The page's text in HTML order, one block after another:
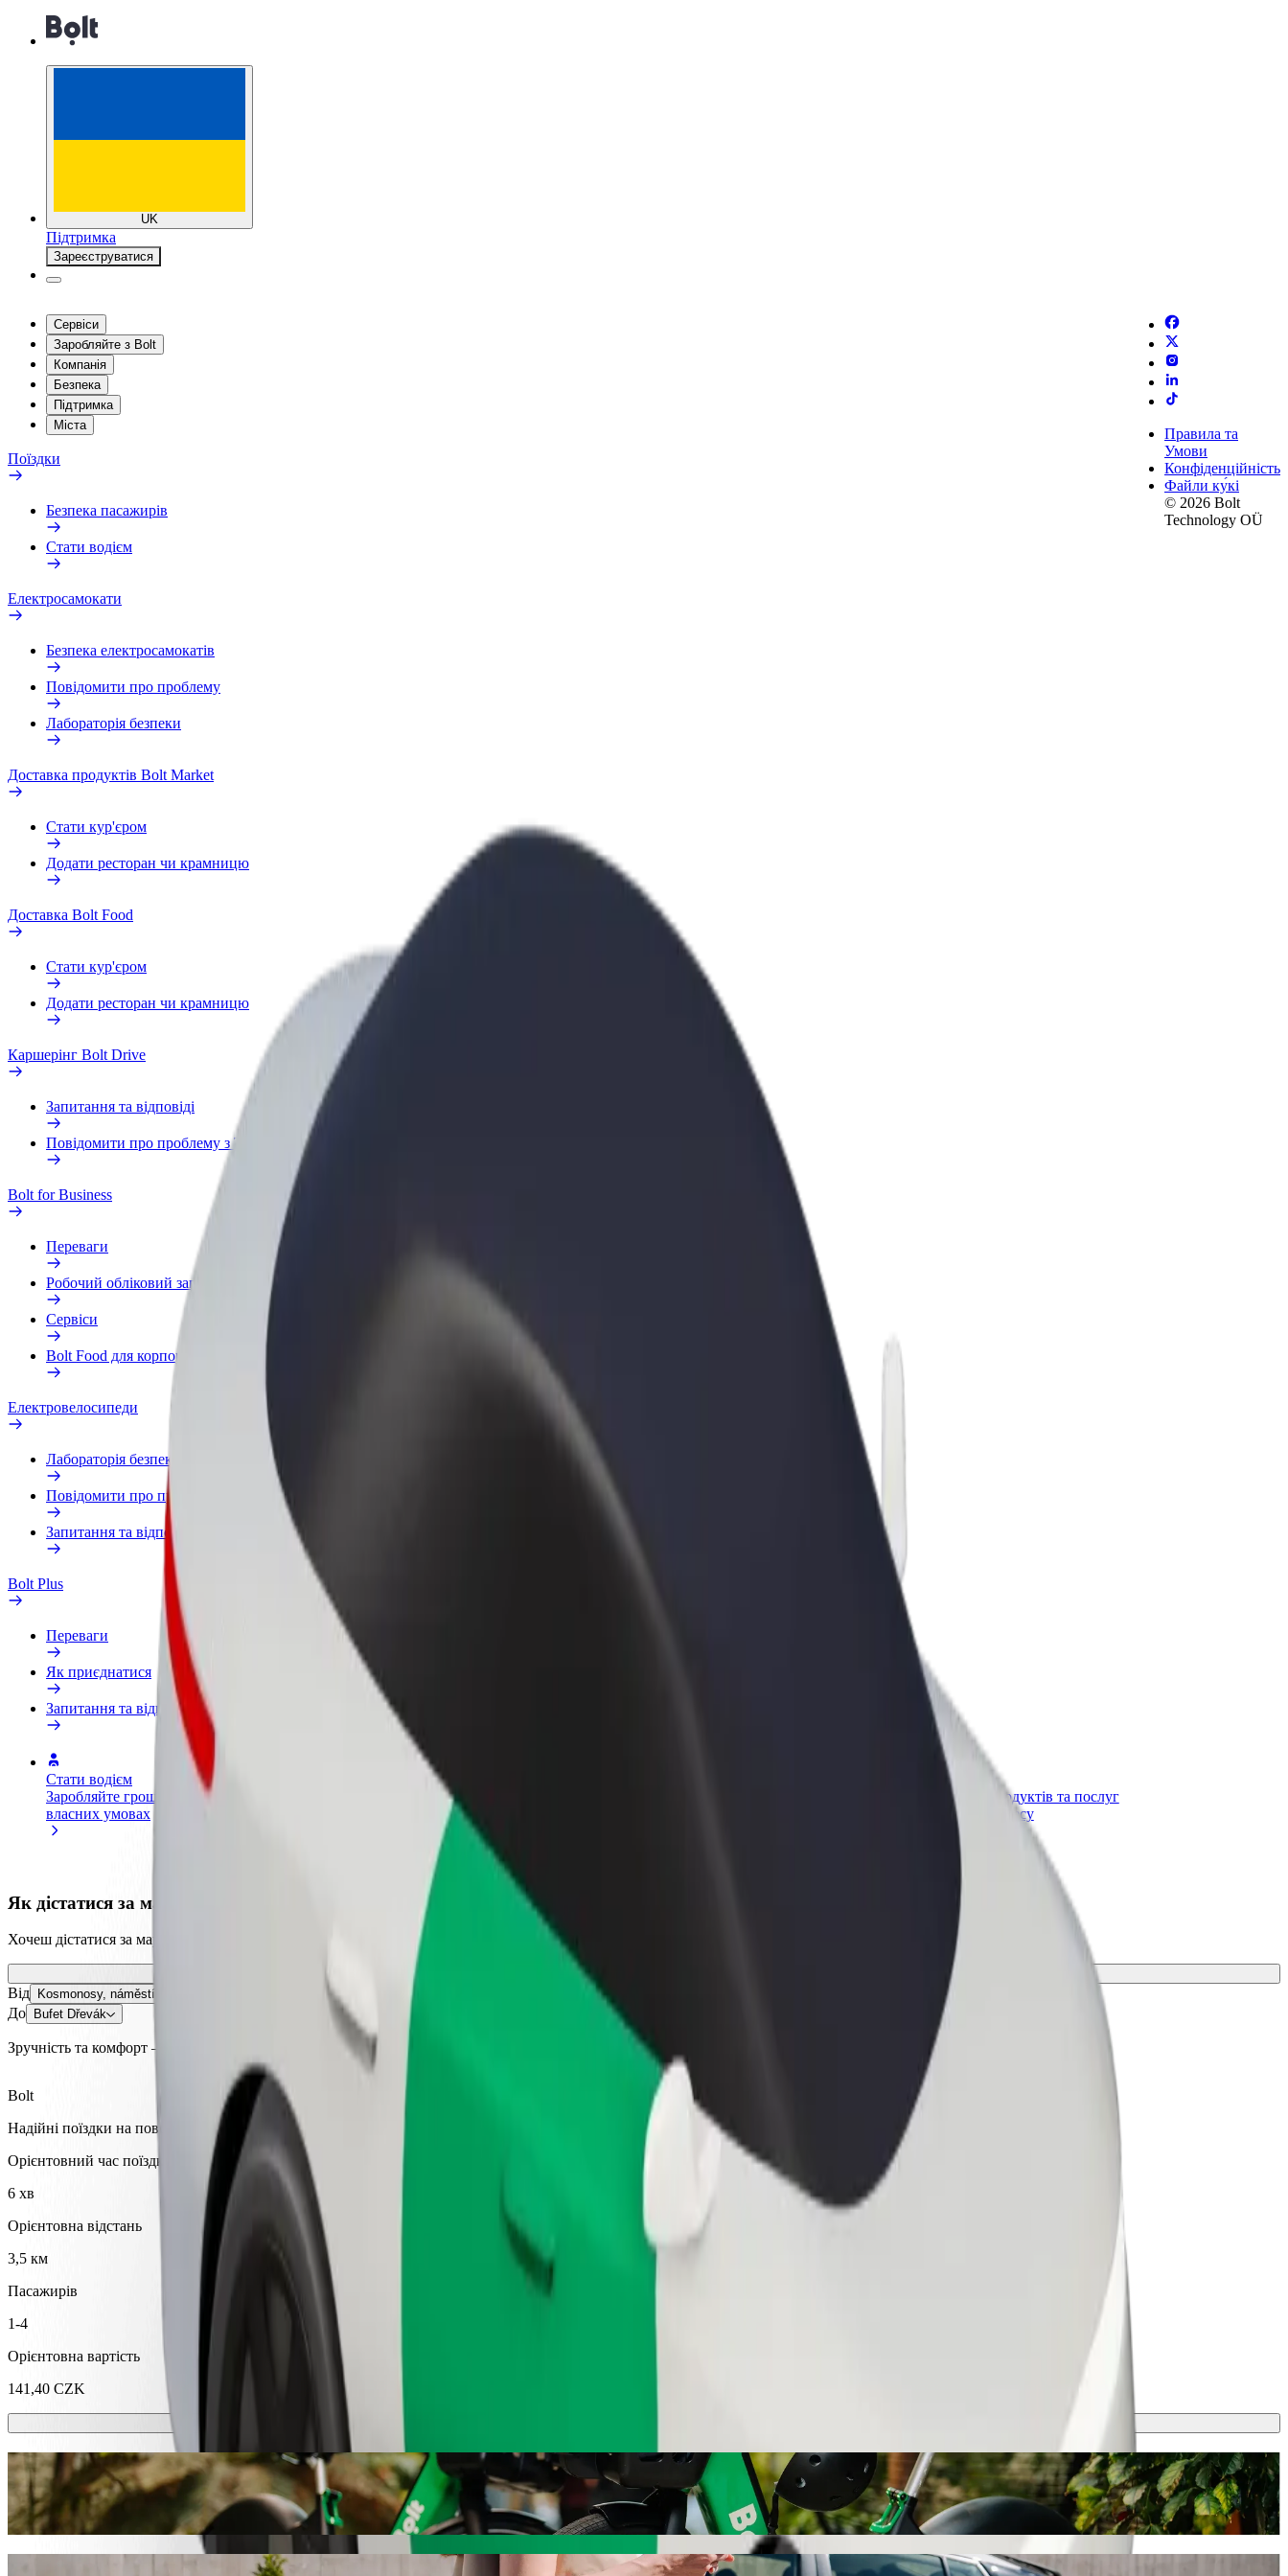
UK
Підтримка
Зареєструватися
Сервіси
Заробляйте з Bolt
Компанія
Безпека
Підтримка
Міста
Поїздки
Безпека пасажирів
Стати водієм
Електросамокати
Безпека електросамокатів
Повідомити про проблему
Лабораторія безпеки
Доставка продуктів Bolt Market
Стати кур'єром
Додати ресторан чи крамницю
Доставка Bolt Food
Стати кур'єром
Додати ресторан чи крамницю
Каршерінг Bolt Drive
Запитання та відповіді
Повідомити про проблему з ТЗ
Bolt for Business
Переваги
Робочий обліковий запис
Сервіси
Bolt Food для корпоративних клієнтів
Електровелосипеди
Лабораторія безпеки
Повідомити про проблему
Запитання та відповіді
Bolt Plus
Переваги
Як приєднатися
Запитання та відповіді
Стати водієм
Заробляйте гроші на
власних умовах
Стати кур'єром
Доставляйте їжу та отримуйте
Додати ресторан чи
крамницю
Залучайте більше клієнтів та
збільшуйте виторг
Bolt for Business
Масштабування продуктів та послуг
Bolt для вашого бізнесу
Правила та
Умови
Конфіденційність
Файли ку́кі
© 2026 Bolt
Technology OÜ
Як дістатися за маршрутом Kosmonosy, náměstí – Bufet Dřevák
Хочеш дістатися за маршрутом "Kosmonosy, náměstí" – "Bufet Dřevák"? Ознайомся з нашими сервісами та знайди ідеальний спосіб пересування для своєї поїздки.
Завантажити застосунок
Від Kosmonosy, náměstí
До Bufet Dřevák
Зручність та комфорт — всього у декілька кліків!
Bolt
Надійні поїздки на повсякденних авто середнього класу.
Орієнтовний час поїздки
6 хв
Орієнтовна відстань
3,5 км
Пасажирів
1-4
Орієнтовна вартість
141,40 CZK
Самокати або електровелосипеди?
Подорожуй містом Млада Болеслав, використовуючи самокати або електровелосипеди
Завантажити Bolt
Діставайся від Kosmonosy, náměstí до Bufet Dřevák, викликавши авто в Bolt